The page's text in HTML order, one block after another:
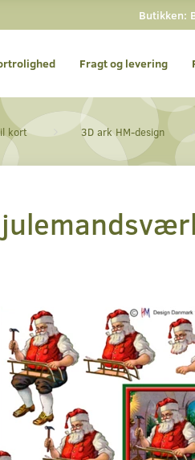
Butikken:
Fragt og levering
kort 3D ark HM-design